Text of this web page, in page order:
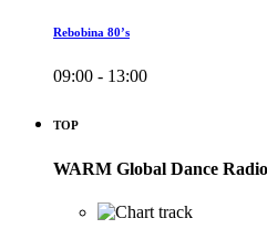
Rebobina 80’s
09:00 - 13:00
TOP
WARM Global Dance